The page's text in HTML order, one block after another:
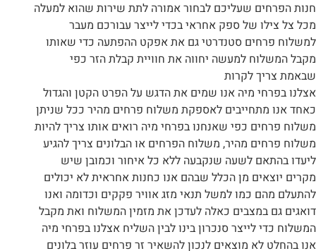
חנות הפרחים שעליכם לבחור אמורה לתת שירות שהוא למעלה
מכל צל צילו של ספק אחראי בכדי לייצר עבורכם מעבר
למשלוח פרחים סטנדרטי גם את אפקט ההפתעה כדי שאותו
מקבל המשלוח למעשה יחווה את חוויית קבלת הזר כפי
שבאמת צריך לקרות
אצלנו בפרחי מיה אנו שמים את הדגש על הפרט הקטן והגדול
כאחד אנו מתחייבים לאספקת משלוח פרחים מהיר ככל שניתן
משלוח פרחים כפי שאנחנו בפרחי מיה רואים אותו צריך להיות
משלוח פרחים מהיר, משלוח הפרחים או הבלונים צריך להגיע
ליעדו בהתאם לשעה שנקבעה ללא כל איחור וכמובן שיש
מקרים יוצאים מן הכלל שבהם אנו כחנות אחראית לא יכולים
להתעלם מהם כמו למשל תנאי מזג אוויר פקקים וכדומה ואנו
דואגים גם במצבים כאלה לעדכן את מזמין המשלוח ואת מקבל
המשלוח כדי לייצר סנכרון בינו לבין השליח אצלנו בפרחי מיה
אנו בהחלט לא מוצאים לנכון להשאיר זר פרחים עוזר בלונים